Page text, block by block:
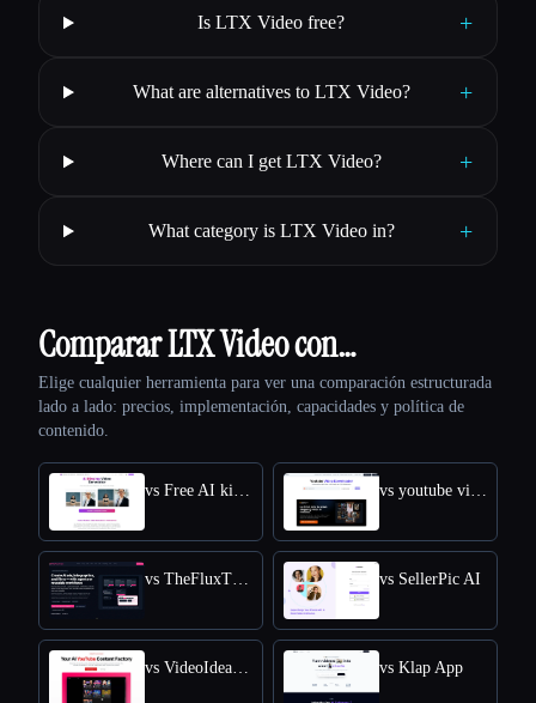
Is LTX Video free? +
What are alternatives to LTX Video? +
Where can I get LTX Video? +
What category is LTX Video in? +
Comparar LTX Video con…
Elige cualquier herramienta para ver una comparación estructurada
lado a lado: precios, implementación, capacidades y política de
contenido.
vs Free AI kissing video generator vs youtube video downloader
vs TheFluxTrain vs SellerPic AI
vs VideoIdeas AI vs Klap App